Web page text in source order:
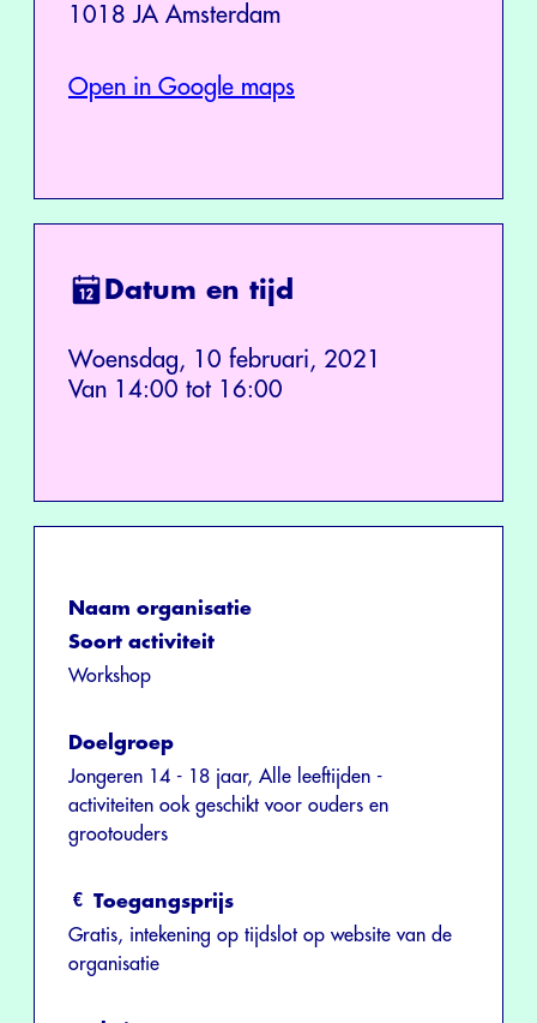
1018 JA Amsterdam
Open in Google maps
Datum en tijd
Woensdag, 10 februari, 2021
Van 14:00 tot 16:00
Naam organisatie
Soort activiteit
Workshop
Doelgroep
Jongeren 14 - 18 jaar, Alle leeftijden -
activiteiten ook geschikt voor ouders en
grootouders
Toegangsprijs
Gratis, intekening op tijdslot op website van de
organisatie